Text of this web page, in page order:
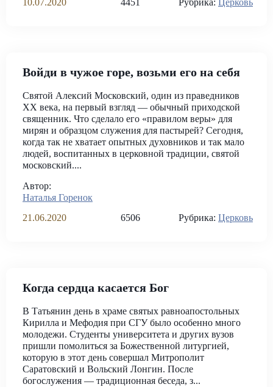
10.07.2020
4451 Рубрика: Церковь
Войди в чужое горе, возьми его на себя
Святой Алексий Московский, один из праведников
ХХ века, на первый взгляд — обычный приходской
священник. Что сделало его «правилом веры» для
мирян и образцом служения для пастырей? Сегодня,
когда так не хватает опытных духовников и так мало
людей, воспитанных в церковной традиции, святой
московский....
Автор:
Наталья Горенок
21.06.2020
6506 Рубрика: Церковь
Когда сердца касается Бог
В Татьянин день в храме святых равноапостольных
Кирилла и Мефодия при СГУ было особенно много
молодежи. Студенты университета и других вузов
пришли помолиться за Божественной литургией,
которую в этот день совершал Митрополит
Саратовский и Вольский Лонгин. После
богослужения — традиционная беседа, з...